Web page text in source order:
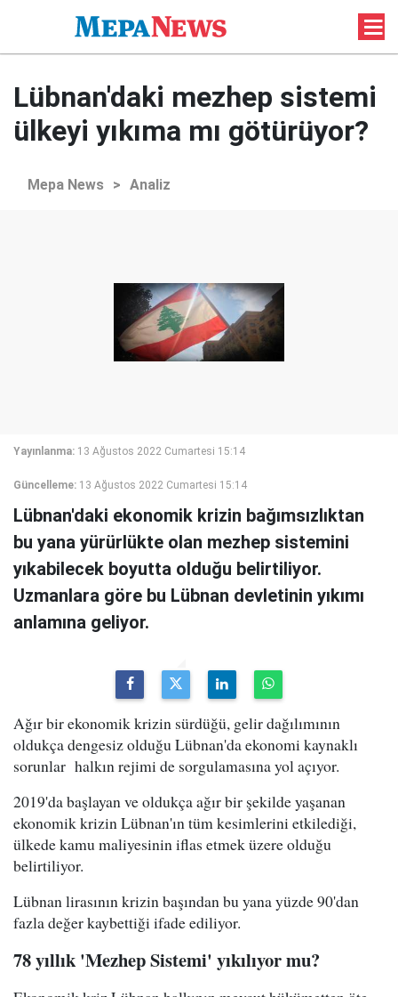
Lübnan'daki mezhep sistemi
ülkeyi yıkıma mı götürüyor?
Mepa News > Analiz
Yayınlanma: 13 Ağustos 2022 Cumartesi 15:14
Güncelleme: 13 Ağustos 2022 Cumartesi 15:14
Lübnan'daki ekonomik krizin bağımsızlıktan
bu yana yürürlükte olan mezhep sistemini
yıkabilecek boyutta olduğu belirtiliyor.
Uzmanlara göre bu Lübnan devletinin yıkımı
anlamına geliyor.
Ağır bir ekonomik krizin sürdüğü, gelir dağılımının
oldukça dengesiz olduğu Lübnan'da ekonomi kaynaklı
sorunlar halkın rejimi de sorgulamasına yol açıyor.
2019'da başlayan ve oldukça ağır bir şekilde yaşanan
ekonomik krizin Lübnan'ın tüm kesimlerini etkilediği,
ülkede kamu maliyesinin iflas etmek üzere olduğu
belirtiliyor.
Lübnan lirasının krizin başından bu yana yüzde 90'dan
fazla değer kaybettiği ifade ediliyor.
78 yıllık 'Mezhep Sistemi' yıkılıyor mu?